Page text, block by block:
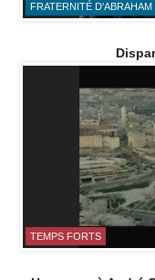
FRATERNITÉ D'ABRAHAM
TEMPS FORTS